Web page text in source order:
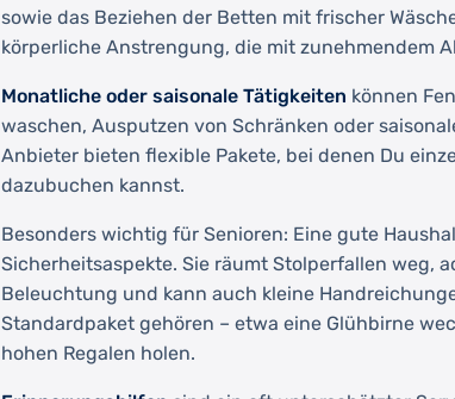
sowie das Beziehen der Betten mit frischer
körperliche Anstrengung, die mit zunehmendem
Monatliche oder saisonale Tätigkeiten können
waschen, Ausputzen von Schränken oder
Anbieter bieten flexible Pakete, bei denen Du
dazubuchen kannst.
Besonders wichtig für Senioren: Eine gute
Sicherheitsaspekte. Sie räumt Stolperfallen weg,
Beleuchtung und kann auch kleine
Standardpaket gehören – etwa eine Glühbirne
hohen Regalen holen.